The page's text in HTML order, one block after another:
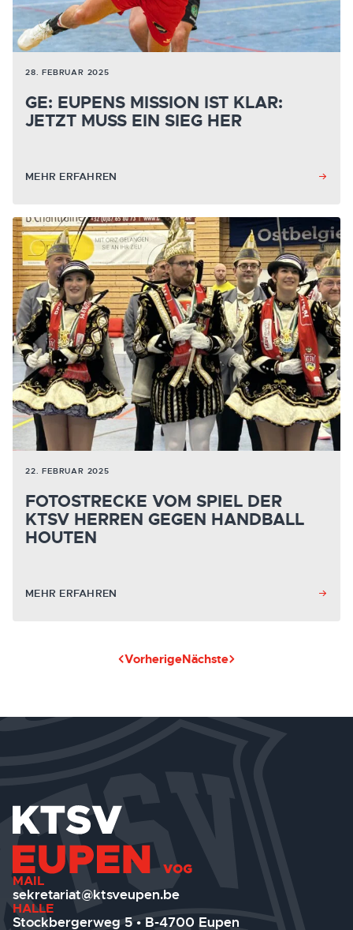
28. FEBRUAR 2025
GE: EUPENS MISSION IST KLAR:
JETZT MUSS EIN SIEG HER
MEHR ERFAHREN
22. FEBRUAR 2025
FOTOSTRECKE VOM SPIEL DER
KTSV HERREN GEGEN HANDBALL
HOUTEN
MEHR ERFAHREN
VorherigeNächste
MAIL
sekretariat@ktsveupen.be
HALLE
Stockbergerweg 5 • B-4700 Eupen